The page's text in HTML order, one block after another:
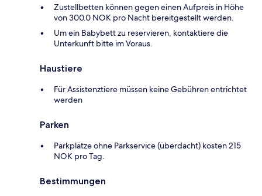
Zustellbetten können gegen einen Aufpreis in Höhe
von 300.0 NOK pro Nacht bereitgestellt werden.
Um ein Babybett zu reservieren, kontaktiere die
Unterkunft bitte im Voraus.
Haustiere
Für Assistenztiere müssen keine Gebühren entrichtet
werden
Parken
Parkplätze ohne Parkservice (überdacht) kosten 215
NOK pro Tag.
Bestimmungen